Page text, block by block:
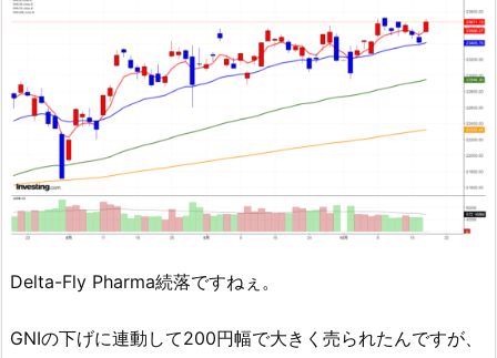
Delta-Fly Pharma続落ですねぇ。
GNIの下げに連動して200円幅で大きく売られたんですが、